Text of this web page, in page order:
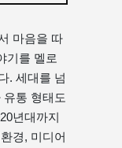
마음을 따
기를 멜로
. 세대를 넘
통 형태도
년대까지
경, 미디어